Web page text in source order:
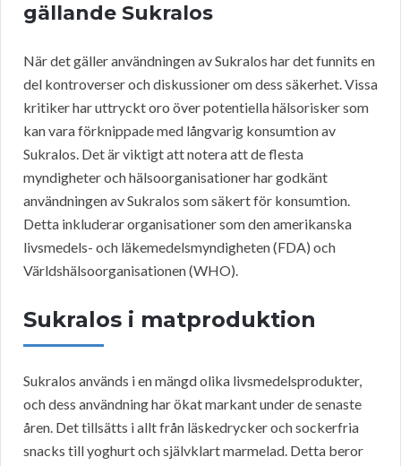
gällande Sukralos
När det gäller användningen av Sukralos har det funnits en
del kontroverser och diskussioner om dess säkerhet. Vissa
kritiker har uttryckt oro över potentiella hälsorisker som
kan vara förknippade med långvarig konsumtion av
Sukralos. Det är viktigt att notera att de flesta
myndigheter och hälsoorganisationer har godkänt
användningen av Sukralos som säkert för konsumtion.
Detta inkluderar organisationer som den amerikanska
livsmedels- och läkemedelsmyndigheten (FDA) och
Världshälsoorganisationen (WHO).
Sukralos i matproduktion
Sukralos används i en mängd olika livsmedelsprodukter,
och dess användning har ökat markant under de senaste
åren. Det tillsätts i allt från läskedrycker och sockerfria
snacks till yoghurt och självklart marmelad. Detta beror